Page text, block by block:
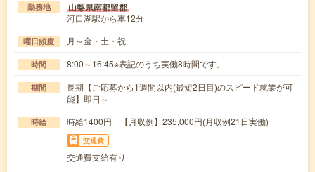
勤務地 山梨県南都留郡
河口湖駅から車12分
曜日頻度 月～金・土・祝
時間 8:00～16:45※表記のうち実働8時間です。
期間
長期【ご応募から1週間以内(最短2日目)のスピード就業が可
能】即日～
時給 時給1400円 【月収例】235,000円(月収例21日実働)
交通費
交通費支給有り